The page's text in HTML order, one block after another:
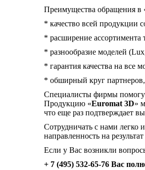
Преимущества обращения в
* качество всей продукции
* расширение ассортимента
* разнообразие моделей
* гарантия качества на все
* обширный круг
Специалисты фирмы
Продукцию «Euromat 3D»
что еще раз подтверждает
Сотрудничать с нами легко
направленность на
Если у Вас возникли
+ 7 (495) 532-65-76 Вас